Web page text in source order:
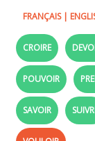
FRANÇAIS|
CROIRE
POUVOIR
SAVOIR